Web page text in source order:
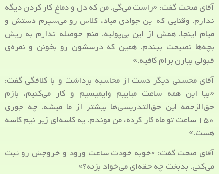
آقای صحت گفت: «راست می‌گی. من که دل و دماغ کار کردن دیگه
ندارم. وقتایی که این جوادی میاد، کلاس رو می‌سپرم دستش و
میام اینجا. همش از این بی‌پولیه. منم حوصله ندارم به ریش
بچه‌ها نصیحت ببندم. همین که درسشون رو بخونن و نمره‌ی
قبولی بیارن برام کافیه.»
آقای محسنی دیگر دست از محاسبه برداشت و با کلافگی گفت:
«بیا این همه ساعت میاییم وایمیسیم و کار می‌کنیم، بازم
حق‌الزحمه این حق‌التدریسی‌ها بیشتر از ما میشه. چه جوری
۱۵۰ ساعت تو ماه کار کرده، من موندم. یه کاسه‌ای زیر نیم کاسه
هست.»
آقای صحت گفت: «خوبه خودت ساعت ورود و خروجش رو ثبت
می‌کنی. بدبخت چه حقه‌ای می‌خواد بزنه؟»